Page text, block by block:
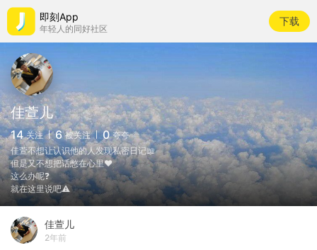
即刻App
年轻人的同好社区
下载
佳萱儿
14 关注 6 被关注 0 夸夸
佳萱不想让认识他的人发现私密日记📖
但是又不想把话憋在心里❤️
这么办呢❓
就在这里说吧⚠️
佳萱儿
2年前